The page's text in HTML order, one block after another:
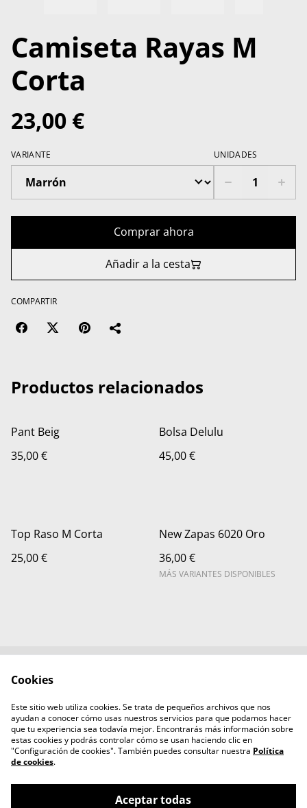
Camiseta Rayas M
Corta
23,00 €
VARIANTE UNIDADES
Comprar ahora
Añadir a la cesta
COMPARTIR
Productos relacionados
Pant Beig
35,00 €
Bolsa Delulu
45,00 €
Top Raso M Corta
25,00 €
New Zapas 6020 Oro
36,00 €
MÁS VARIANTES DISPONIBLES
Política de Privacidad
Política de cookies
Aviso legal
Cookies
Este sitio web utiliza cookies. Se trata de pequeños archivos que nos
ayudan a conocer cómo usas nuestros servicios para que podamos hacer
que tu experiencia sea todavía mejor. Encontrarás más información sobre
estas cookies y podrás controlar cómo se usan haciendo clic en
"Configuración de cookies". También puedes consultar nuestra Política
de cookies.
Aceptar todas